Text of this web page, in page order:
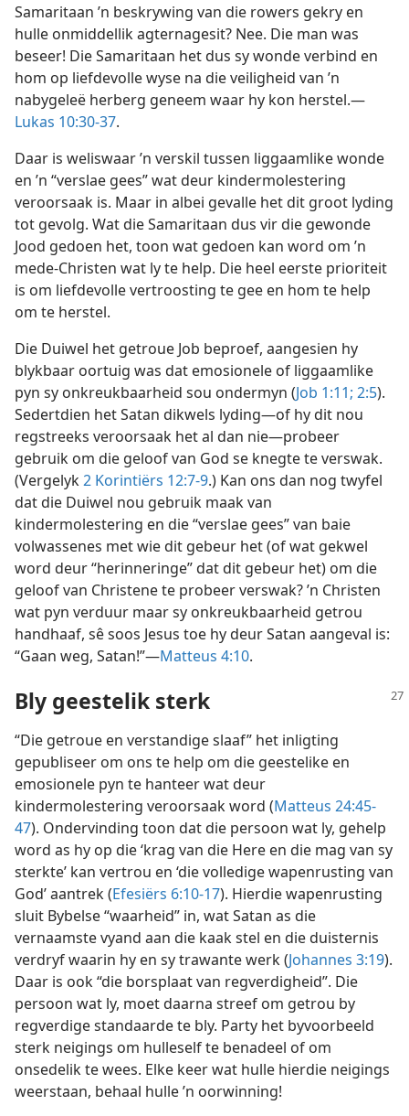
Samaritaan ’n beskrywing van die rowers gekry en
hulle onmiddellik agternagesit? Nee. Die man was
beseer! Die Samaritaan het dus sy wonde verbind en
hom op liefdevolle wyse na die veiligheid van ’n
nabygeleë herberg geneem waar hy kon herstel.—
Lukas 10:30-37.
Daar is weliswaar ’n verskil tussen liggaamlike wonde
en ’n “verslae gees” wat deur kindermolestering
veroorsaak is. Maar in albei gevalle het dit groot lyding
tot gevolg. Wat die Samaritaan dus vir die gewonde
Jood gedoen het, toon wat gedoen kan word om ’n
mede-Christen wat ly te help. Die heel eerste prioriteit
is om liefdevolle vertroosting te gee en hom te help
om te herstel.
Die Duiwel het getroue Job beproef, aangesien hy
blykbaar oortuig was dat emosionele of liggaamlike
pyn sy onkreukbaarheid sou ondermyn (Job 1:11; 2:5).
Sedertdien het Satan dikwels lyding—of hy dit nou
regstreeks veroorsaak het al dan nie—probeer
gebruik om die geloof van God se knegte te verswak.
(Vergelyk2 Korintiërs 12:7-9.) Kan ons dan nog twyfel
dat die Duiwel nou gebruik maak van
kindermolestering en die “verslae gees” van baie
volwassenes met wie dit gebeur het (of wat gekwel
word deur “herinneringe” dat dit gebeur het) om die
geloof van Christene te probeer verswak? ’n Christen
wat pyn verduur maar sy onkreukbaarheid getrou
handhaaf, sê soos Jesus toe hy deur Satan aangeval is:
“Gaan weg, Satan!”—Matteus 4:10.
Bly geestelik sterk
“Die getroue en verstandige slaaf” het inligting
gepubliseer om ons te help om die geestelike en
emosionele pyn te hanteer wat deur
kindermolestering veroorsaak word (Matteus 24:45-
47). Ondervinding toon dat die persoon wat ly, gehelp
word as hy op die ‘krag van die Here en die mag van sy
sterkte’ kan vertrou en ‘die volledige wapenrusting van
God’ aantrek (Efesiërs 6:10-17). Hierdie wapenrusting
sluit Bybelse “waarheid” in, wat Satan as die
vernaamste vyand aan die kaak stel en die duisternis
verdryf waarin hy en sy trawante werk (Johannes 3:19).
Daar is ook “die borsplaat van regverdigheid”. Die
persoon wat ly, moet daarna streef om getrou by
regverdige standaarde te bly. Party het byvoorbeeld
sterk neigings om hulleself te benadeel of om
onsedelik te wees. Elke keer wat hulle hierdie neigings
weerstaan, behaal hulle ’n oorwinning!